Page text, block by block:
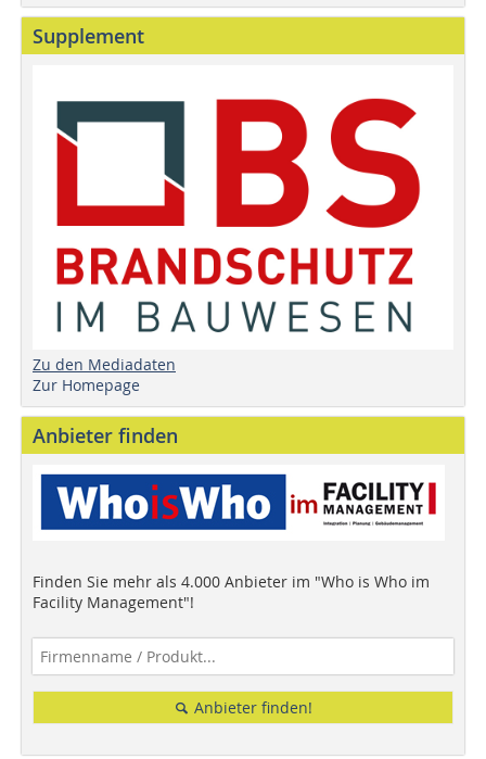
Supplement
Zu den Mediadaten
Zur Homepage
Anbieter finden
Finden Sie mehr als 4.000 Anbieter im "Who is Who im
Facility Management"!
Anbieter finden!